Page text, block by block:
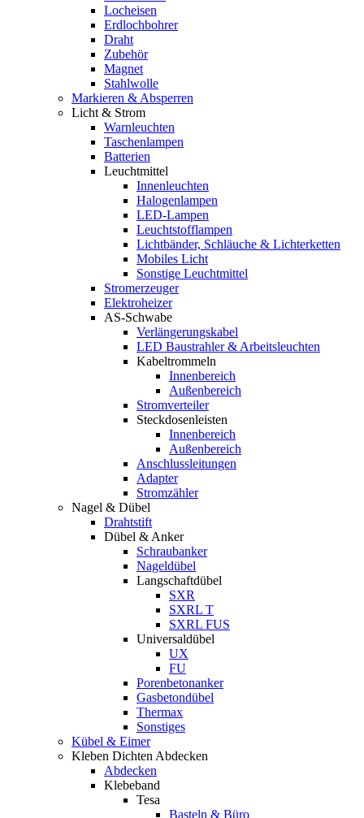
Locheisen
Erdlochbohrer
Draht
Zubehör
Magnet
Stahlwolle
Markieren & Absperren
Licht & Strom
Warnleuchten
Taschenlampen
Batterien
Leuchtmittel
Innenleuchten
Halogenlampen
LED-Lampen
Leuchtstofflampen
Lichtbänder, Schläuche & Lichterketten
Mobiles Licht
Sonstige Leuchtmittel
Stromerzeuger
Elektroheizer
AS-Schwabe
Verlängerungskabel
LED Baustrahler & Arbeitsleuchten
Kabeltrommeln
Innenbereich
Außenbereich
Stromverteiler
Steckdosenleisten
Innenbereich
Außenbereich
Anschlussleitungen
Adapter
Stromzähler
Nagel & Dübel
Drahtstift
Dübel & Anker
Schraubanker
Nageldübel
Langschaftdübel
SXR
SXRL T
SXRL FUS
Universaldübel
UX
FU
Porenbetonanker
Gasbetondübel
Thermax
Sonstiges
Kübel & Eimer
Kleben Dichten Abdecken
Abdecken
Klebeband
Tesa
Basteln & Büro